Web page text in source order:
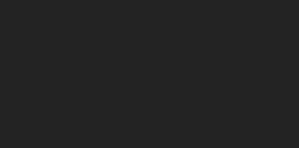
glæder og genvordigheder